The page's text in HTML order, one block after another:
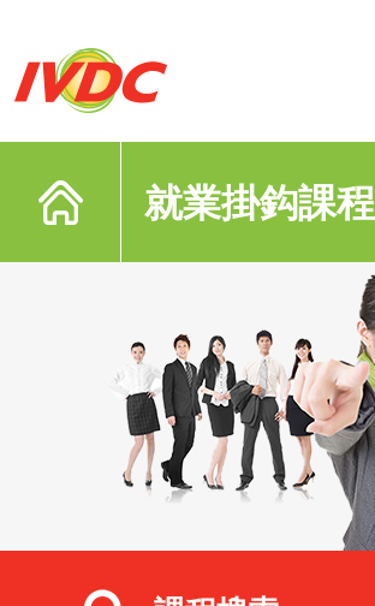
就業掛鈎課程